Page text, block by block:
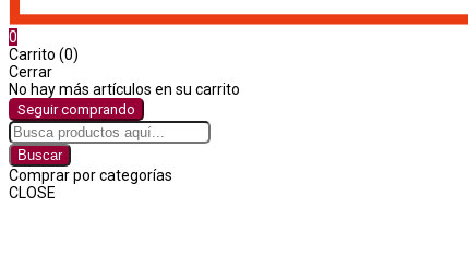
0
Carrito (0)
Cerrar
No hay más artículos en su carrito
Seguir comprando
Buscar
Comprar por categorías
CLOSE